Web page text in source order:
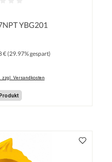
YBG201
€(29.97% gespart)
zzgl. Versandkosten